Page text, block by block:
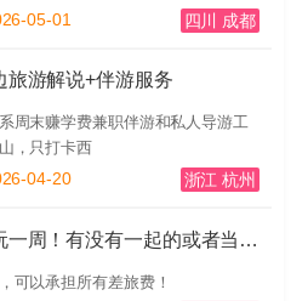
05-01 四川 成都
旅游解说+伴游服务
周末赚学费兼职伴游和私人导游工
，只打卡西
04-20 浙江 杭州
去青岛玩一周！有没有一起的或者当地的导游推荐一下！有
可以承担所有差旅费！